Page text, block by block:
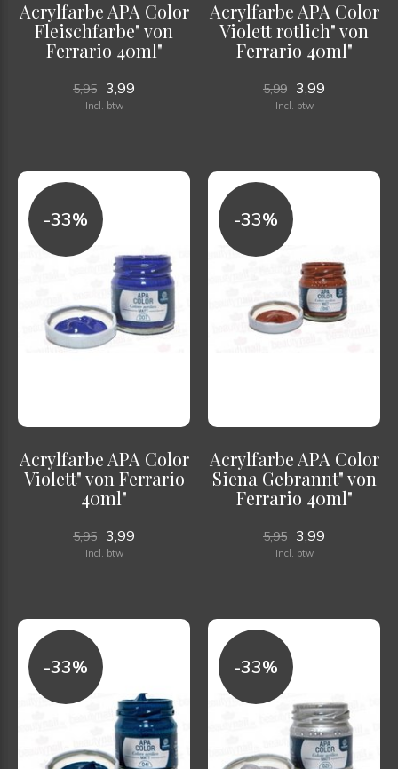
Acrylfarbe APA Color
Fleischfarbe" von
Ferrario 40ml"
5,95 3,99
Incl. btw
Acrylfarbe APA Color
Violett rotlich" von
Ferrario 40ml"
5,99 3,99
Incl. btw
-33%
Acrylfarbe APA Color
Violett" von Ferrario
40ml"
5,95 3,99
Incl. btw
-33%
Acrylfarbe APA Color
Siena Gebrannt" von
Ferrario 40ml"
5,95 3,99
Incl. btw
-33% -33%